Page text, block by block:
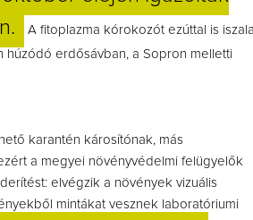
A fitoplazma kórokozót ezúttal is
húzódó erdősávban, a Sopron melletti
karantén károsítónak, más
a megyei növényvédelmi felügyelők
elvégzik a növények vizuális
mintákat vesznek laboratóriumi